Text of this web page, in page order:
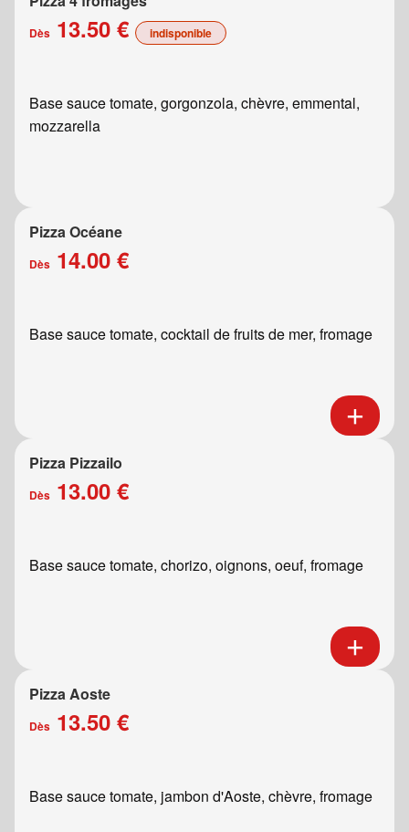
Dès 13.50 € indisponible
Base sauce tomate, gorgonzola, chèvre, emmental,
mozzarella
Pizza Océane
Dès 14.00 €
Base sauce tomate, cocktail de fruits de mer, fromage
Pizza Pizzailo
Dès 13.00 €
Base sauce tomate, chorizo, oignons, oeuf, fromage
Pizza Aoste
Dès 13.50 €
Base sauce tomate, jambon d'Aoste, chèvre, fromage